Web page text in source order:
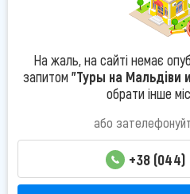
На жаль, на сайті немає
запитом "Туры на Мальдіви
обрати інше
або
+38